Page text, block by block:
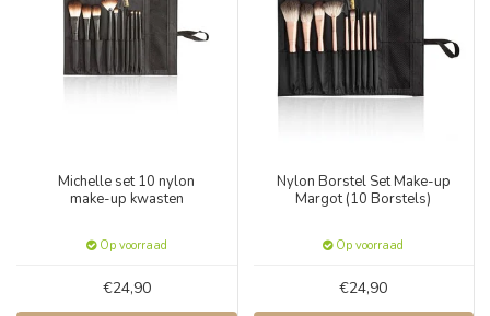
Michelle set 10 nylon
make-up kwasten
Op voorraad
€24,90
Nylon Borstel Set Make-up
Margot (10 Borstels)
Op voorraad
€24,90